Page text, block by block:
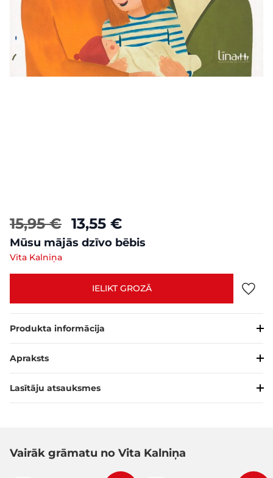
15,95 € 13,55 €
Mūsu mājās dzīvo bēbis
Vita Kalniņa
IELIKT GROZĀ
Produkta informācija
Apraksts
Lasītāju atsauksmes
Vairāk grāmatu no Vita Kalniņa